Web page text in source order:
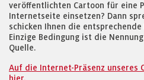
veröffentlichten Cartoon für eine
Internetseite einsetzen? Dann
schicken Ihnen die
Einzige Bedingung ist die
Quelle.
Auf die Internet-Präsenz unseres
hier.